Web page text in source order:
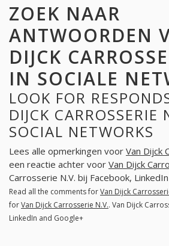
ZOEK NAAR
ANTWOORDEN
DIJCK
IN SOCIALE
LOOK FOR
DIJCK CARROSSERIE
SOCIAL NETWORKS
Lees alle opmerkingen voor Van Dijck
een reactie achter voor Van Dijck
Carrosserie N.V. bij Facebook,
Read all the comments forVan Dijck
forVan Dijck Carrosserie N.V.. Van Dijck
LinkedIn and Google+